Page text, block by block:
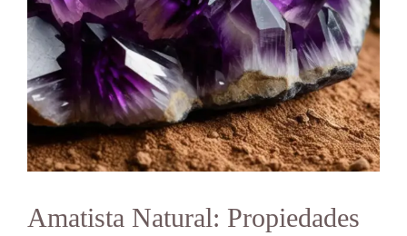
Amatista Natural: Propiedades